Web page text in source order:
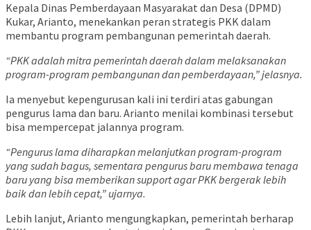
Kepala Dinas Pemberdayaan Masyarakat dan Desa (DPMD)
Kukar, Arianto, menekankan peran strategis PKK dalam
membantu program pembangunan pemerintah daerah.
“PKK adalah mitra pemerintah daerah dalam melaksanakan
program-program pembangunan dan pemberdayaan,” jelasnya.
Ia menyebut kepengurusan kali ini terdiri atas gabungan
pengurus lama dan baru. Arianto menilai kombinasi tersebut
bisa mempercepat jalannya program.
“Pengurus lama diharapkan melanjutkan program-program
yang sudah bagus, sementara pengurus baru membawa tenaga
baru yang bisa memberikan support agar PKK bergerak lebih
baik dan lebih cepat,” ujarnya.
Lebih lanjut, Arianto mengungkapkan, pemerintah berharap